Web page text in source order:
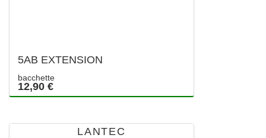
5AB EXTENSION
bacchette
12,90 €
LANTEC